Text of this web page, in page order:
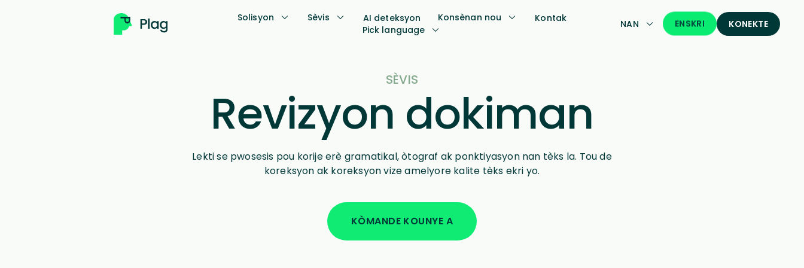
Solisyon Sèvis AI deteksyon Konsènan nou
Kontak
Pick language
NAN ENSKRI KONEKTE
SÈVIS
Revizyon dokiman
Lekti se pwosesis pou korije erè gramatikal, òtograf ak ponktiyasyon nan tèks la. Tou de
koreksyon ak koreksyon vize amelyore kalite tèks ekri yo.
KÒMANDE KOUNYE A